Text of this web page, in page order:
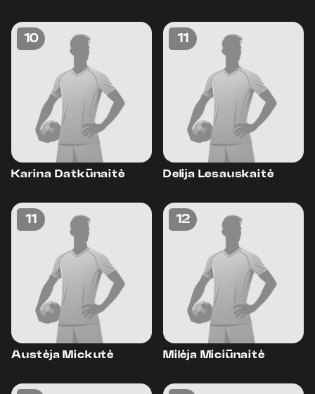
10
Karina Datkūnaitė
11
Delija Lesauskaitė
11
Austėja Mickutė
12
Milėja Miciūnaitė